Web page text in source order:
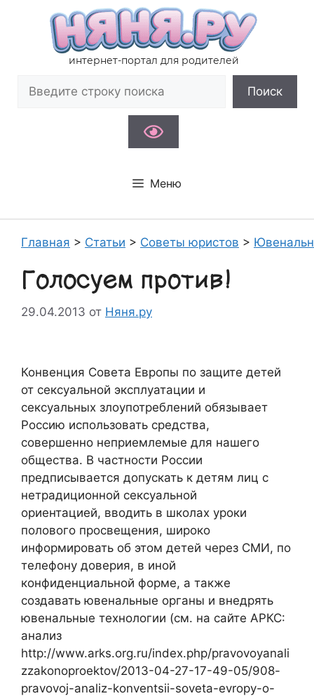
содержимому
интернет-портал для родителей
Поиск
Меню
Главная > Статьи > Советы юристов >
Голосуем против!
29.04.2013 от Няня.ру
Конвенция Совета Европы по защите детей
от сексуальной эксплуатации и
сексуальных злоупотреблений обязывает
Россию использовать средства,
совершенно неприемлемые для нашего
общества. В частности России
предписывается допускать к детям лиц с
нетрадиционной сексуальной
ориентацией, вводить в школах уроки
полового просвещения, широко
информировать об этом детей через СМИ, по
телефону доверия, в иной
конфиденциальной форме, а также
создавать ювенальные органы и внедрять
ювенальные технологии (см. на сайте АРКС:
анализ
http://www.arks.org.ru/index.php/pravovoyanali
zzakonoproektov/2013-04-27-17-49-05/908-
pravovoj-analiz-konventsii-soveta-evropy-o-